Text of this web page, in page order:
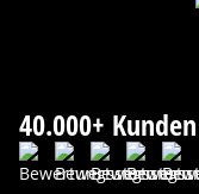
40.000+ Kunden